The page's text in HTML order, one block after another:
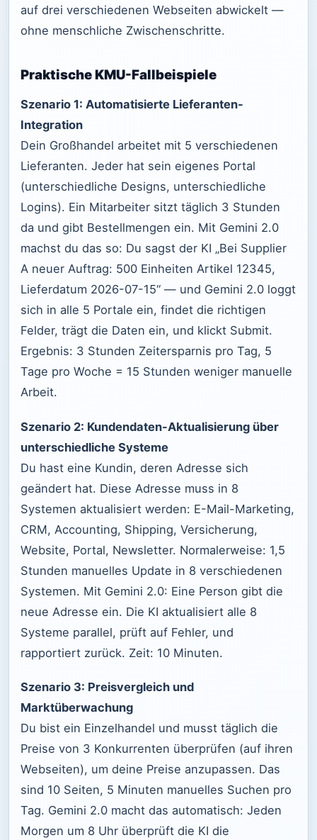
auf drei verschiedenen Webseiten abwickelt —
ohne menschliche Zwischenschritte.
Praktische KMU-Fallbeispiele
Szenario 1: Automatisierte Lieferanten-
Integration
Dein Großhandel arbeitet mit 5 verschiedenen
Lieferanten. Jeder hat sein eigenes Portal
(unterschiedliche Designs, unterschiedliche
Logins). Ein Mitarbeiter sitzt täglich 3 Stunden
da und gibt Bestellmengen ein. Mit Gemini 2.0
machst du das so: Du sagst der KI „Bei Supplier
A neuer Auftrag: 500 Einheiten Artikel 12345,
Lieferdatum 2026-07-15“ — und Gemini 2.0 loggt
sich in alle 5 Portale ein, findet die richtigen
Felder, trägt die Daten ein, und klickt Submit.
Ergebnis: 3 Stunden Zeitersparnis pro Tag, 5
Tage pro Woche = 15 Stunden weniger manuelle
Arbeit.
Szenario 2: Kundendaten-Aktualisierung über
unterschiedliche Systeme
Du hast eine Kundin, deren Adresse sich
geändert hat. Diese Adresse muss in 8
Systemen aktualisiert werden: E-Mail-Marketing,
CRM, Accounting, Shipping, Versicherung,
Website, Portal, Newsletter. Normalerweise: 1,5
Stunden manuelles Update in 8 verschiedenen
Systemen. Mit Gemini 2.0: Eine Person gibt die
neue Adresse ein. Die KI aktualisiert alle 8
Systeme parallel, prüft auf Fehler, und
rapportiert zurück. Zeit: 10 Minuten.
Szenario 3: Preisvergleich und
Marktüberwachung
Du bist ein Einzelhandel und musst täglich die
Preise von 3 Konkurrenten überprüfen (auf ihren
Webseiten), um deine Preise anzupassen. Das
sind 10 Seiten, 5 Minuten manuelles Suchen pro
Tag. Gemini 2.0 macht das automatisch: Jeden
Morgen um 8 Uhr überprüft die KI die